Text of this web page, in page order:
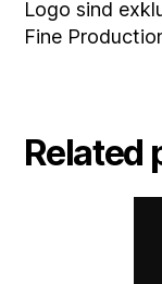
Logo sind
Fine
Related